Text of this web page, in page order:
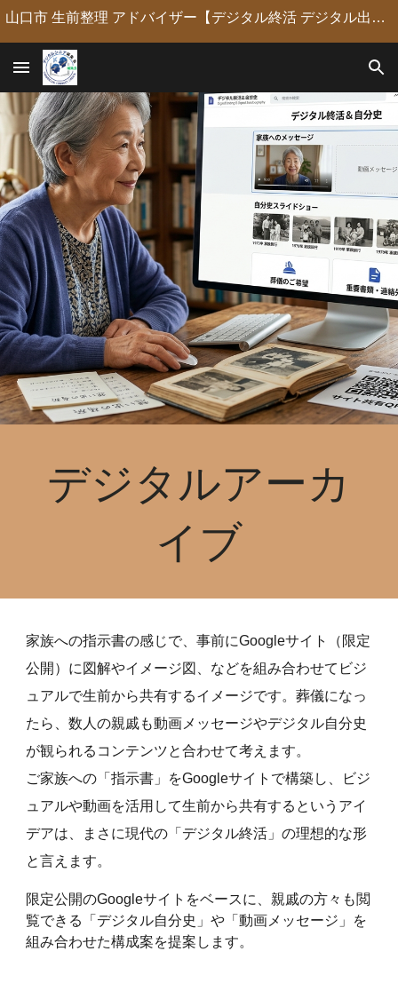
山口市 生前整理 アドバイザー【デジタル終活 デジタル出版 デジタルシニア編集長】定年後の人生の物語を「最高のデジタル資産」に編集・昇華。 古いネガやVHSのデジタル化からプロの構成による自分史動画制作、終活事務までトータルサポート。 長年のキャリアを持つプロがあなたの想いの継承を全力で支援します。
デジタルアーカ
イブ
家族への指示書の感じで、事前にGoogleサイト（限定
公開）に図解やイメージ図、などを組み合わせてビジ
ュアルで生前から共有するイメージです。葬儀になっ
たら、数人の親戚も動画メッセージやデジタル自分史
が観られるコンテンツと合わせて考えます。
ご家族への「指示書」をGoogleサイトで構築し、ビジ
ュアルや動画を活用して生前から共有するというアイ
デアは、まさに現代の「デジタル終活」の理想的な形
と言えます。
限定公開のGoogleサイトをベースに、親戚の方々も閲
覧できる「デジタル自分史」や「動画メッセージ」を
組み合わせた構成案を提案します。